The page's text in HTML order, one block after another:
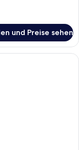
und Preise sehen
Wohnzimmer mit